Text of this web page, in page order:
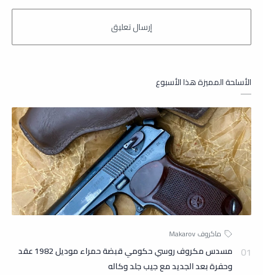
الأسلحة المميزة هذا الأسبوع
مسدس مكروف روسي حكومي قبضة حمراء موديل 1982 عقد
وحفرة بعد الجديد مع جيب جلد وكاله